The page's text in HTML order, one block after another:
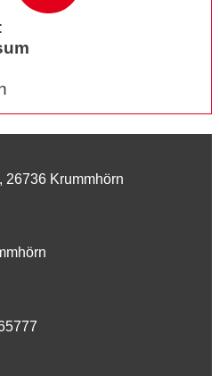
26736 Krummhörn